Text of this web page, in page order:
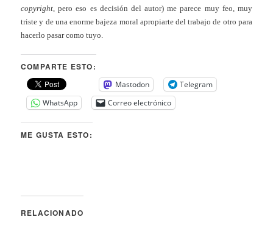
copyright , pero eso es decisión del autor) me parece muy feo, muy
triste y de una enorme bajeza moral apropiarte del trabajo de otro para
hacerlo pasar como tuyo.
COMPARTE ESTO:
Mastodon
Telegram
WhatsApp
Correo electrónico
ME GUSTA ESTO:
RELACIONADO